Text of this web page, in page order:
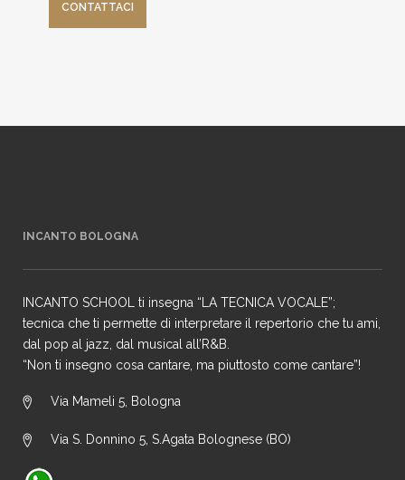
CONTATTACI
INCANTO BOLOGNA
INCANTO SCHOOL ti insegna “LA TECNICA VOCALE”;
tecnica che ti permette di interpretare il repertorio che tu ami,
dal pop al jazz, dal musical all’R&B.
“Non ti insegno cosa cantare, ma piuttosto come cantare”!
Via Mameli 5, Bologna
Via S. Donnino 5, S.Agata Bolognese (BO)